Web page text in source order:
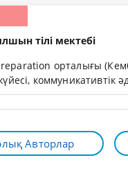
тілі мектебі
орталығы
коммуникативтік
Авторлар